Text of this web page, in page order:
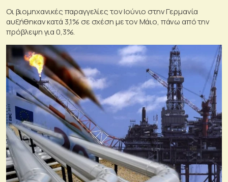
Οι βιομηχανικές παραγγελίες τον Ιούνιο στην Γερμανία
αυξήθηκαν κατά 3,1% σε σχέση με τον Μάιο, πάνω από την
πρόβλεψη για 0,3%.